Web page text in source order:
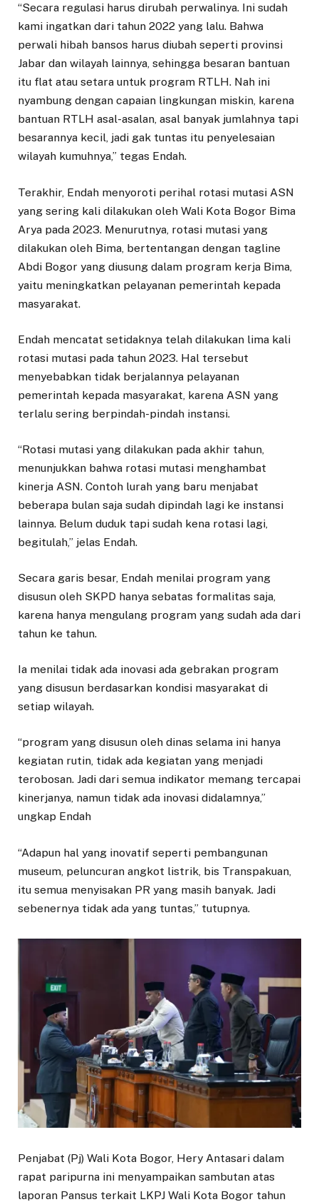
“Secara regulasi harus dirubah perwalinya. Ini sudah
kami ingatkan dari tahun 2022 yang lalu. Bahwa
perwali hibah bansos harus diubah seperti provinsi
Jabar dan wilayah lainnya, sehingga besaran bantuan
itu flat atau setara untuk program RTLH. Nah ini
nyambung dengan capaian lingkungan miskin, karena
bantuan RTLH asal-asalan, asal banyak jumlahnya tapi
besarannya kecil, jadi gak tuntas itu penyelesaian
wilayah kumuhnya,” tegas Endah.
Terakhir, Endah menyoroti perihal rotasi mutasi ASN
yang sering kali dilakukan oleh Wali Kota Bogor Bima
Arya pada 2023. Menurutnya, rotasi mutasi yang
dilakukan oleh Bima, bertentangan dengan tagline
Abdi Bogor yang diusung dalam program kerja Bima,
yaitu meningkatkan pelayanan pemerintah kepada
masyarakat.
Endah mencatat setidaknya telah dilakukan lima kali
rotasi mutasi pada tahun 2023. Hal tersebut
menyebabkan tidak berjalannya pelayanan
pemerintah kepada masyarakat, karena ASN yang
terlalu sering berpindah-pindah instansi.
“Rotasi mutasi yang dilakukan pada akhir tahun,
menunjukkan bahwa rotasi mutasi menghambat
kinerja ASN. Contoh lurah yang baru menjabat
beberapa bulan saja sudah dipindah lagi ke instansi
lainnya. Belum duduk tapi sudah kena rotasi lagi,
begitulah,” jelas Endah.
Secara garis besar, Endah menilai program yang
disusun oleh SKPD hanya sebatas formalitas saja,
karena hanya mengulang program yang sudah ada dari
tahun ke tahun.
Ia menilai tidak ada inovasi ada gebrakan program
yang disusun berdasarkan kondisi masyarakat di
setiap wilayah.
“program yang disusun oleh dinas selama ini hanya
kegiatan rutin, tidak ada kegiatan yang menjadi
terobosan. Jadi dari semua indikator memang tercapai
kinerjanya, namun tidak ada inovasi didalamnya,”
ungkap Endah
“Adapun hal yang inovatif seperti pembangunan
museum, peluncuran angkot listrik, bis Transpakuan,
itu semua menyisakan PR yang masih banyak. Jadi
sebenernya tidak ada yang tuntas,” tutupnya.
Penjabat (Pj) Wali Kota Bogor, Hery Antasari dalam
rapat paripurna ini menyampaikan sambutan atas
laporan Pansus terkait LKPJ Wali Kota Bogor tahun